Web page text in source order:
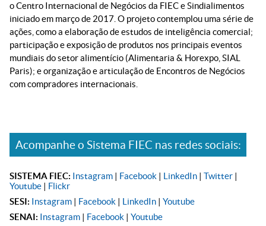
o Centro Internacional de Negócios da FIEC e Sindialimentos
iniciado em março de 2017. O projeto contemplou uma série de
ações, como a elaboração de estudos de inteligência comercial;
participação e exposição de produtos nos principais eventos
mundiais do setor alimentício (Alimentaria & Horexpo, SIAL
Paris); e organização e articulação de Encontros de Negócios
com compradores internacionais.
Acompanhe o Sistema FIEC nas redes sociais:
SISTEMA FIEC: Instagram | Facebook | LinkedIn | Twitter |
Youtube | Flickr
SESI: Instagram | Facebook | LinkedIn | Youtube
SENAI: Instagram | Facebook | Youtube